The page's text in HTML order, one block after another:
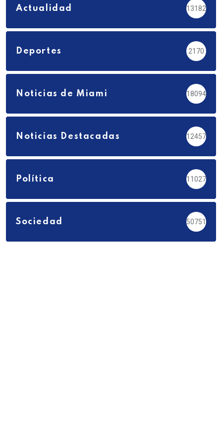
Actualidad 13182
Deportes 2170
Noticias de Miami 18094
Noticias Destacadas 12457
Política 11027
Sociedad 50751